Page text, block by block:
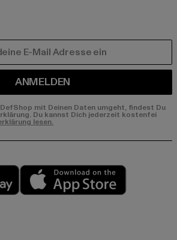
ANMELDEN
mit Deinen Daten umgeht, findest Du
Du kannst Dich jederzeit kostenfei
lesen.
Play market